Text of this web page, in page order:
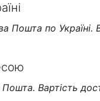
по Україні.
Вартість